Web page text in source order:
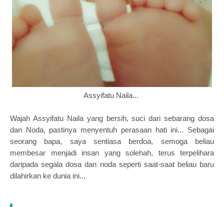
Assyifatu Naila...
Wajah Assyifatu Naila yang bersih, suci dari sebarang dosa
dan Noda, pastinya menyentuh perasaan hati ini... Sebagai
seorang bapa, saya sentiasa berdoa, semoga beliau
membesar menjadi insan yang solehah, terus terpelihara
daripada segala dosa dan noda seperti saat-saat beliau baru
dilahirkan ke dunia ini...